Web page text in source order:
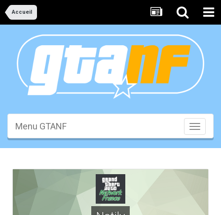
Accueil
Toggle
Menu GTANF